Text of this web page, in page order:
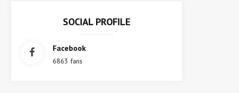
SOCIAL PROFILE
Facebook
6863 fans